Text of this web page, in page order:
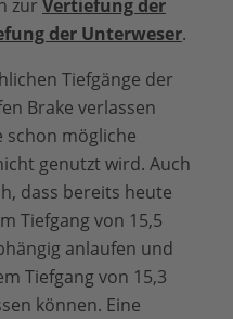
zur Vertiefung der
der Unterweser.
Tiefgänge der
Brake verlassen
schon mögliche
genutzt wird. Auch
dass bereits heute
Tiefgang von 15,5
anlaufen und
Tiefgang von 15,3
können. Eine